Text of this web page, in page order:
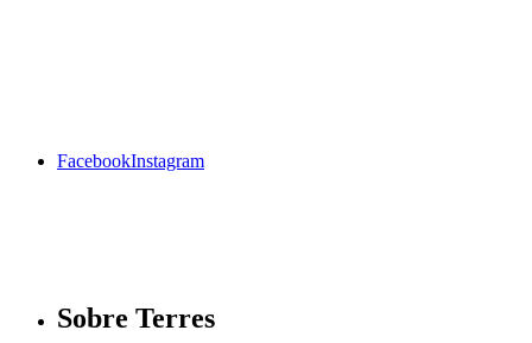
FacebookInstagram
Sobre Terres